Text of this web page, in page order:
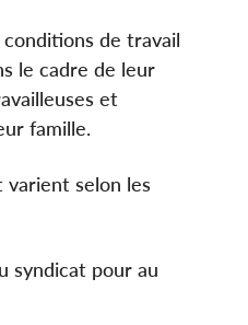
de travail
le cadre de leur
et
famille.
varient selon les
syndicat pour au